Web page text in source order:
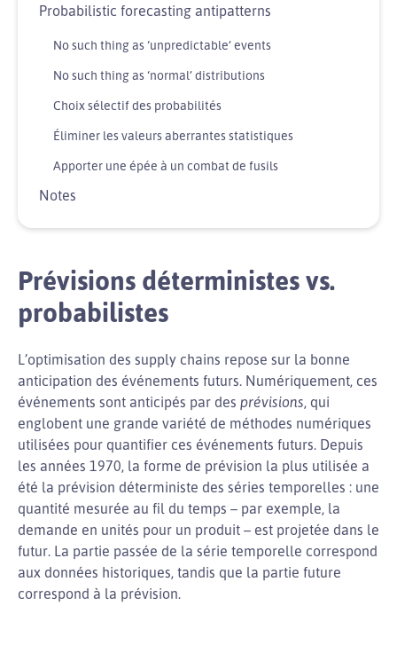
Probabilistic forecasting antipatterns
No such thing as ‘unpredictable’ events
No such thing as ‘normal’ distributions
Choix sélectif des probabilités
Éliminer les valeurs aberrantes statistiques
Apporter une épée à un combat de fusils
Notes
Prévisions déterministes vs.
probabilistes
L’optimisation des supply chains repose sur la bonne
anticipation des événements futurs. Numériquement, ces
événements sont anticipés par des prévisions, qui
englobent une grande variété de méthodes numériques
utilisées pour quantifier ces événements futurs. Depuis
les années 1970, la forme de prévision la plus utilisée a
été la prévision déterministe des séries temporelles : une
quantité mesurée au fil du temps – par exemple, la
demande en unités pour un produit – est projetée dans le
futur. La partie passée de la série temporelle correspond
aux données historiques, tandis que la partie future
correspond à la prévision.